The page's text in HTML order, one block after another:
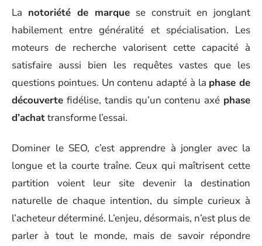
La notoriété de marque se construit en jonglant
habilement entre généralité et spécialisation. Les
moteurs de recherche valorisent cette capacité à
satisfaire aussi bien les requêtes vastes que les
questions pointues. Un contenu adapté à la phase de
découverte fidélise, tandis qu’un contenu axé phase
d’achattransforme l’essai.
Dominer le SEO, c’est apprendre à jongler avec la
longue et la courte traîne. Ceux qui maîtrisent cette
partition voient leur site devenir la destination
naturelle de chaque intention, du simple curieux à
l’acheteur déterminé. L’enjeu, désormais, n’est plus de
parler à tout le monde, mais de savoir répondre